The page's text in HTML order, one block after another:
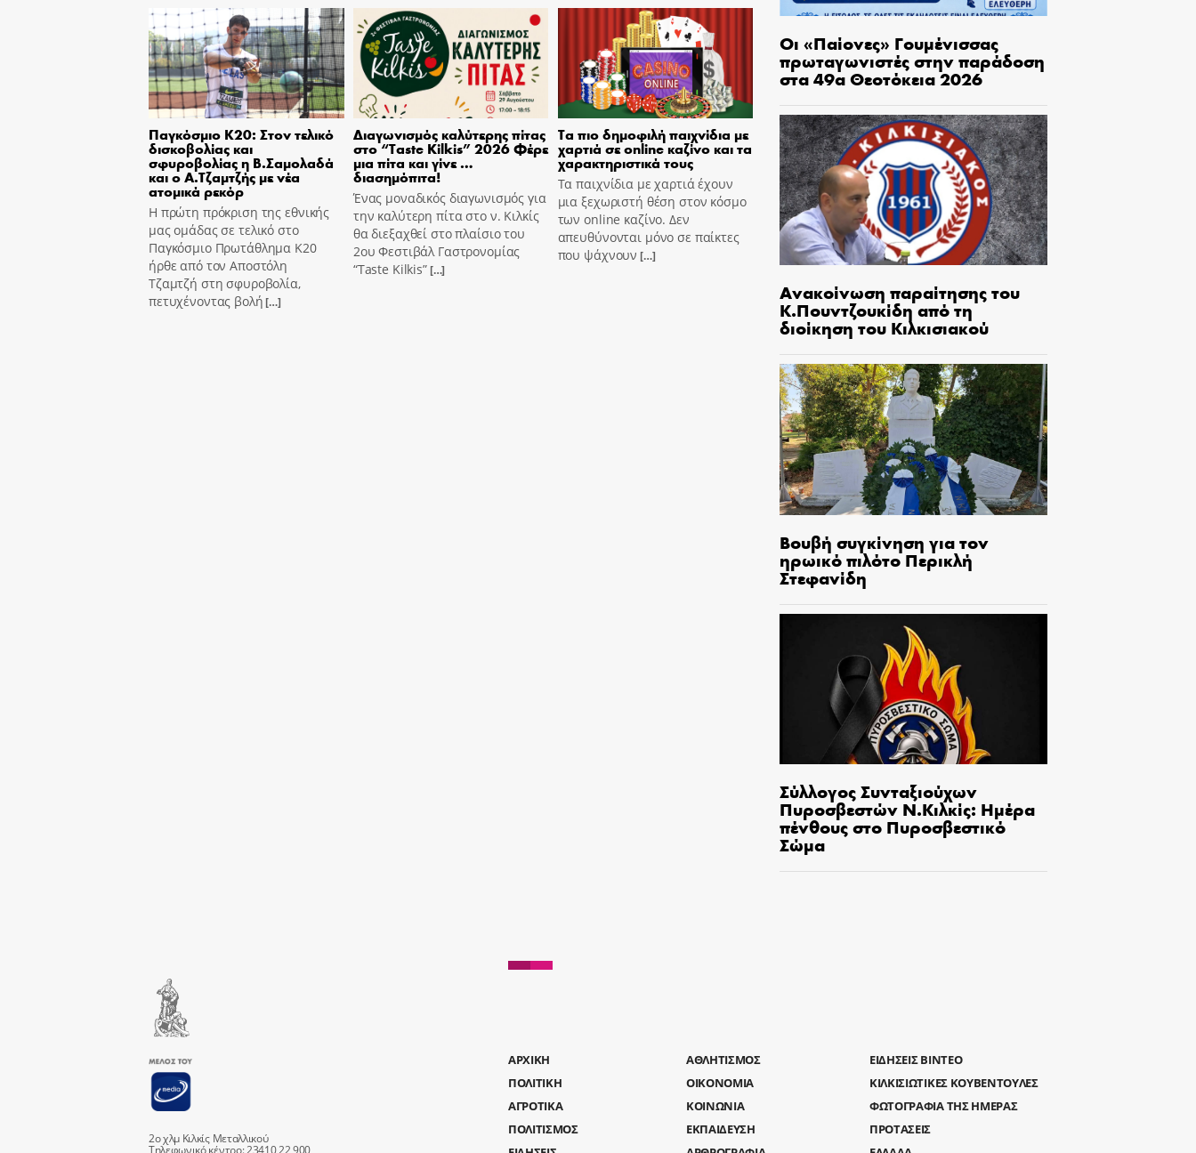
Παγκόσμιο Κ20: Στον τελικό
δισκοβολίας και
σφυροβολίας η Β.Σαμολαδά
και ο Α.Τζαμτζής με νέα
ατομικά ρεκόρ
Η πρώτη πρόκριση της εθνικής
μας ομάδας σε τελικό στο
Παγκόσμιο Πρωτάθλημα Κ20
ήρθε από τον Αποστόλη
Τζαμτζή στη σφυροβολία,
πετυχένοντας βολή[…]
Διαγωνισμός καλύτερης πίτας
στο “Taste Kilkis” 2026 Φέρε
μια πίτα και γίνε …
διασημόπιτα!
Ένας μοναδικός διαγωνισμός για
την καλύτερη πίτα στο ν. Κιλκίς
θα διεξαχθεί στο πλαίσιο του
2ου Φεστιβάλ Γαστρονομίας
“Taste Kilkis”[…]
Τα πιο δημοφιλή παιχνίδια με
χαρτιά σε online καζίνο και τα
χαρακτηριστικά τους
Τα παιχνίδια με χαρτιά έχουν
μια ξεχωριστή θέση στον κόσμο
των online καζίνο. Δεν
απευθύνονται μόνο σε παίκτες
που ψάχνουν […]
Οι «Παίονες» Γουμένισσας
πρωταγωνιστές στην παράδοση
στα 49α Θεοτόκεια 2026
Ανακοίνωση παραίτησης του
Κ.Πουντζουκίδη από τη
διοίκηση του Κιλκισιακού
Βουβή συγκίνηση για τον
ηρωικό πιλότο Περικλή
Στεφανίδη
Σύλλογος Συνταξιούχων
Πυροσβεστών Ν.Κιλκίς: Ημέρα
πένθους στο Πυροσβεστικό
Σώμα
2ο χλμ Κιλκίς Μεταλλικού
Τηλεφωνικό κέντρο: 23410 22 900
AΡΧΙΚΗ
ΑΘΛΗΤΙΣΜΟΣ
ΠΟΛΙΤΙΚΗ
ΟΙΚΟΝΟΜΙΑ
ΑΓΡΟΤΙΚΑ
ΚΟΙΝΩΝΙΑ
ΠΟΛΙΤΙΣΜΟΣ
ΕΚΠΑΙΔΕΥΣΗ
ΕΙΔΗΣΕΙΣ ΒΙΝΤΕΟ
ΚΙΛΚΙΣΙΩΤΙΚΕΣ ΚΟΥΒΕΝΤΟΥΛΕΣ
ΦΩΤΟΓΡΑΦΙΑ ΤΗΣ ΗΜΕΡΑΣ
ΠΡΟΤΑΣΕΙΣ